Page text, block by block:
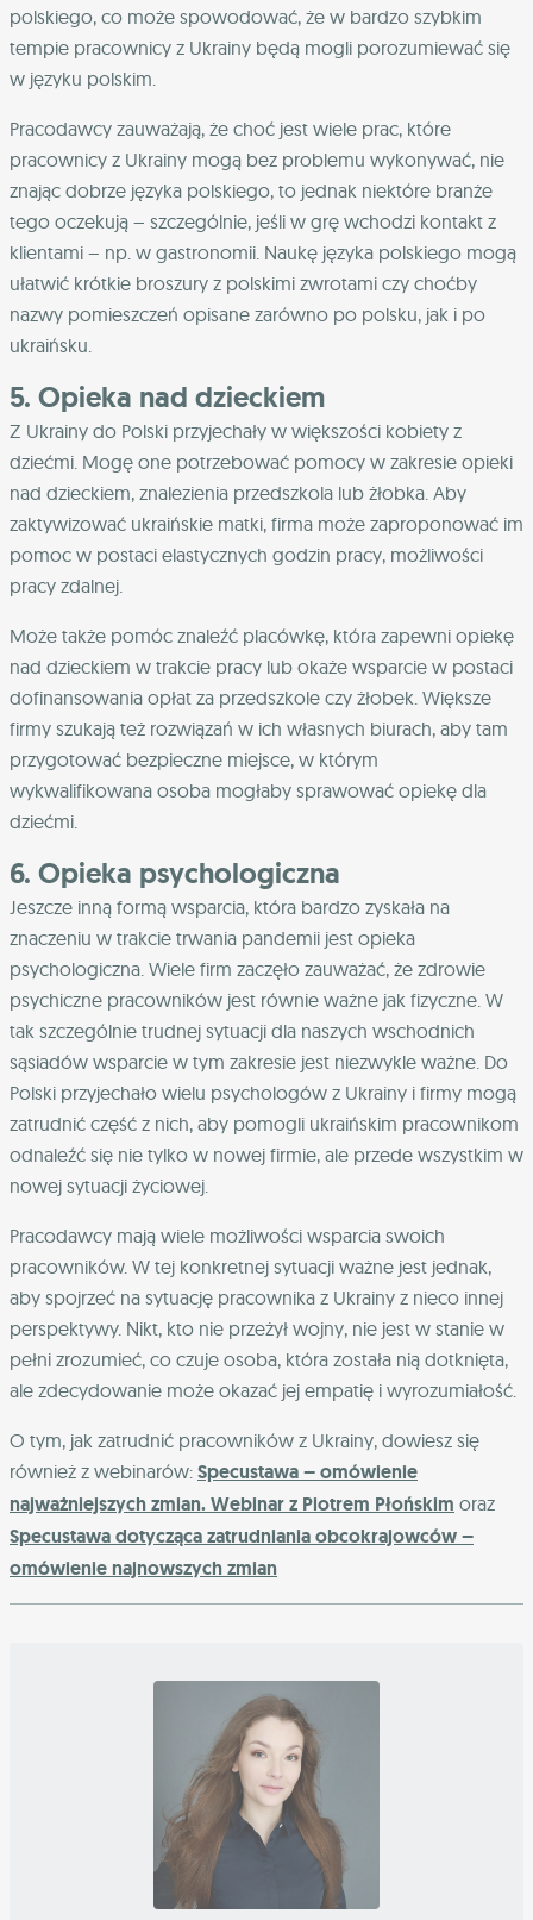
polskiego, co może spowodować, że w bardzo szybkim
tempie pracownicy z Ukrainy będą mogli porozumiewać się
w języku polskim.
Pracodawcy zauważają, że choć jest wiele prac, które
pracownicy z Ukrainy mogą bez problemu wykonywać, nie
znając dobrze języka polskiego, to jednak niektóre branże
tego oczekują – szczególnie, jeśli w grę wchodzi kontakt z
klientami – np. w gastronomii. Naukę języka polskiego mogą
ułatwić krótkie broszury z polskimi zwrotami czy choćby
nazwy pomieszczeń opisane zarówno po polsku, jak i po
ukraińsku.
5. Opieka nad dzieckiem
Z Ukrainy do Polski przyjechały w większości kobiety z
dziećmi. Mogę one potrzebować pomocy w zakresie opieki
nad dzieckiem, znalezienia przedszkola lub żłobka. Aby
zaktywizować ukraińskie matki, firma może zaproponować im
pomoc w postaci elastycznych godzin pracy, możliwości
pracy zdalnej.
Może także pomóc znaleźć placówkę, która zapewni opiekę
nad dzieckiem w trakcie pracy lub okaże wsparcie w postaci
dofinansowania opłat za przedszkole czy żłobek. Większe
firmy szukają też rozwiązań w ich własnych biurach, aby tam
przygotować bezpieczne miejsce, w którym
wykwalifikowana osoba mogłaby sprawować opiekę dla
dziećmi.
6. Opieka psychologiczna
Jeszcze inną formą wsparcia, która bardzo zyskała na
znaczeniu w trakcie trwania pandemii jest opieka
psychologiczna. Wiele firm zaczęło zauważać, że zdrowie
psychiczne pracowników jest równie ważne jak fizyczne. W
tak szczególnie trudnej sytuacji dla naszych wschodnich
sąsiadów wsparcie w tym zakresie jest niezwykle ważne. Do
Polski przyjechało wielu psychologów z Ukrainy i firmy mogą
zatrudnić część z nich, aby pomogli ukraińskim pracownikom
odnaleźć się nie tylko w nowej firmie, ale przede wszystkim w
nowej sytuacji życiowej.
Pracodawcy mają wiele możliwości wsparcia swoich
pracowników. W tej konkretnej sytuacji ważne jest jednak,
aby spojrzeć na sytuację pracownika z Ukrainy z nieco innej
perspektywy. Nikt, kto nie przeżył wojny, nie jest w stanie w
pełni zrozumieć, co czuje osoba, która została nią dotknięta,
ale zdecydowanie może okazać jej empatię i wyrozumiałość.
O tym, jak zatrudnić pracowników z Ukrainy, dowiesz się
również z webinarów: Specustawa – omówienie
najważniejszych zmian. Webinar z Piotrem Płońskim oraz
Specustawa dotycząca zatrudniania obcokrajowców –
omówienie najnowszych zmian